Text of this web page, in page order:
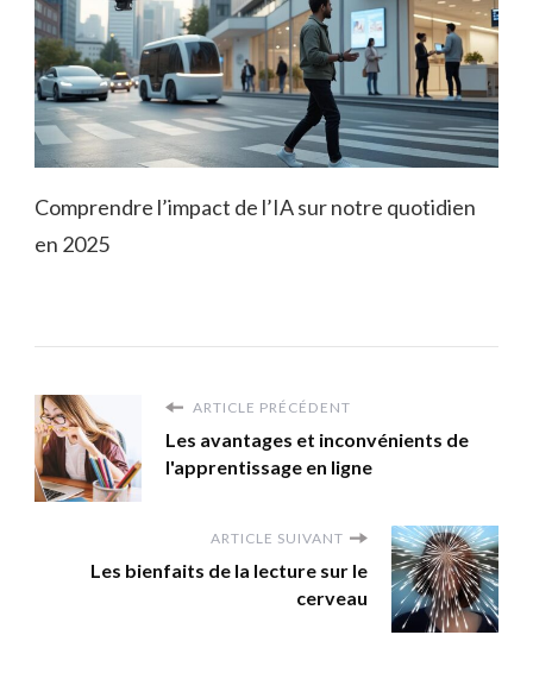
Comprendre l’impact de l’IA sur notre quotidien
en 2025
ARTICLE PRÉCÉDENT
Les avantages et inconvénients de
l'apprentissage en ligne
ARTICLE SUIVANT
Les bienfaits de la lecture sur le
cerveau